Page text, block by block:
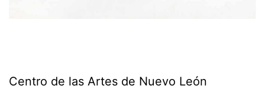
Centro de las Artes de Nuevo León